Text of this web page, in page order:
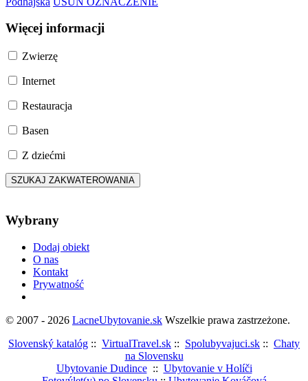
Więcej informacji
Zwierzę
Internet
Restauracja
Basen
Z dziećmi
Wybrany
Dodaj obiekt
O nas
Kontakt
Prywatność
© 2007 - 2026 LacneUbytovanie.sk Wszelkie prawa zastrzeżone.
Slovenský katalóg :: VirtualTravel.sk :: Spolubyvajuci.sk :: Chaty
na Slovensku
Ubytovanie Dudince :: Ubytovanie v Holíči